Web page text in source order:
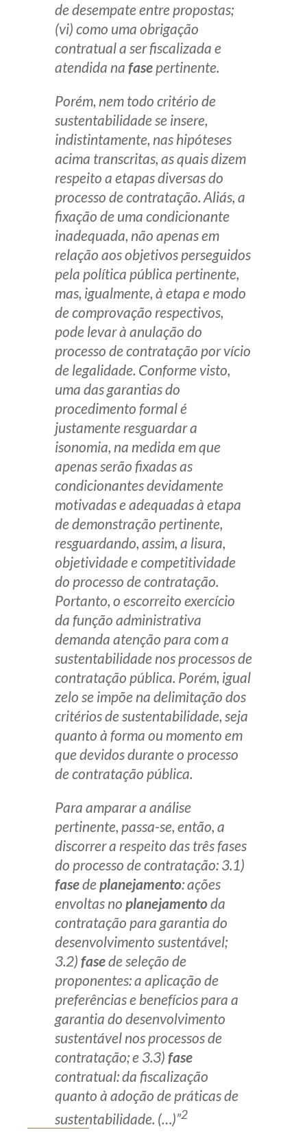
de desempate entre propostas;
(vi) como uma obrigação
contratual a ser fiscalizada e
atendida na fase pertinente.
Porém, nem todo critério de
sustentabilidade se insere,
indistintamente, nas hipóteses
acima transcritas, as quais dizem
respeito a etapas diversas do
processo de contratação. Aliás, a
fixação de uma condicionante
inadequada, não apenas em
relação aos objetivos perseguidos
pela política pública pertinente,
mas, igualmente, à etapa e modo
de comprovação respectivos,
pode levar à anulação do
processo de contratação por vício
de legalidade. Conforme visto,
uma das garantias do
procedimento formal é
justamente resguardar a
isonomia, na medida em que
apenas serão fixadas as
condicionantes devidamente
motivadas e adequadas à etapa
de demonstração pertinente,
resguardando, assim, a lisura,
objetividade e competitividade
do processo de contratação.
Portanto, o escorreito exercício
da função administrativa
demanda atenção para com a
sustentabilidade nos processos de
contratação pública. Porém, igual
zelo se impõe na delimitação dos
critérios de sustentabilidade, seja
quanto à forma ou momento em
que devidos durante o processo
de contratação pública.
Para amparar a análise
pertinente, passa-se, então, a
discorrer a respeito das três fases
do processo de contratação: 3.1)
fasedeplanejamento: ações
envoltas no planejamentoda
contratação para garantia do
desenvolvimento sustentável;
3.2) fasede seleção de
proponentes: a aplicação de
preferências e benefícios para a
garantia do desenvolvimento
sustentável nos processos de
contratação; e 3.3) fase
contratual: da fiscalização
quanto à adoção de práticas de
sustentabilidade. (…)”2